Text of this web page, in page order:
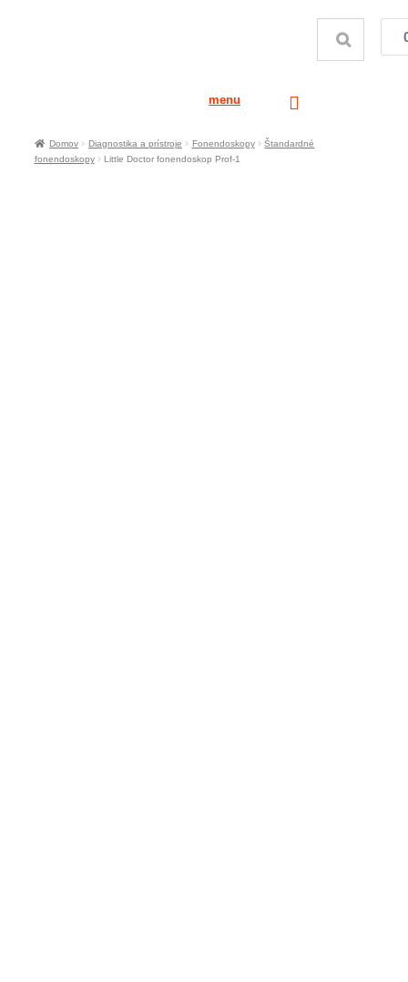
menu
Domov Diagnostika a prístroje Fonendoskopy
Štandardné
fonendoskopy
Little Doctor fonendoskop Prof-1